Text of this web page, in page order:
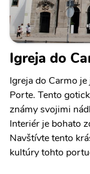
Igreja do
Igreja do Carmo
Porte. Tento
známy svojimi
Interiér je bohato
Navštívte tento
kultúry tohto